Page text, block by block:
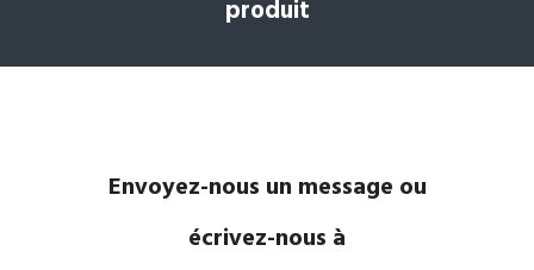
produit
Envoyez-nous un message ou
écrivez-nous à